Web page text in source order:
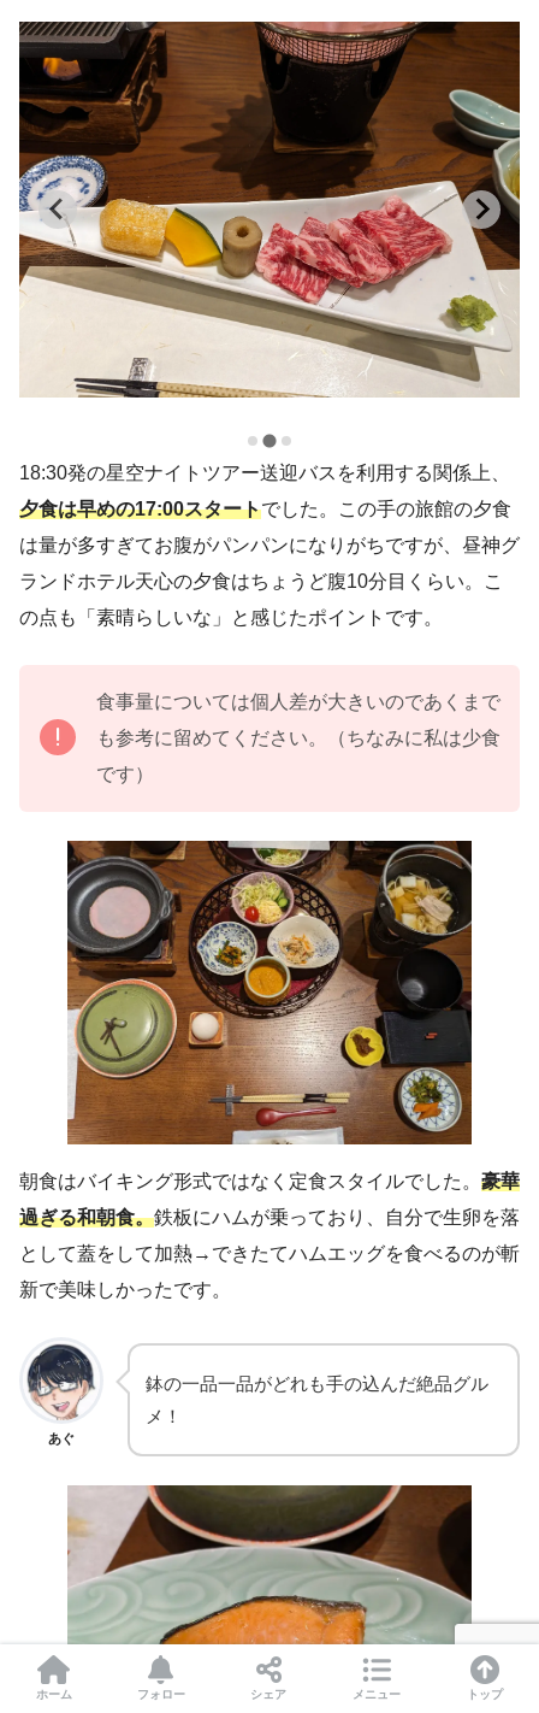
18:30発の星空ナイトツアー送迎バスを利用する関係上、
夕食は早めの17:00スタートでした。この手の旅館の夕食
は量が多すぎてお腹がパンパンになりがちですが、昼神グ
ランドホテル天心の夕食はちょうど腹10分目くらい。こ
の点も「素晴らしいな」と感じたポイントです。
食事量については個人差が大きいのであくまで
も参考に留めてください。（ちなみに私は少食
です）
朝食はバイキング形式ではなく定食スタイルでした。 豪華
過ぎる和朝食。鉄板にハムが乗っており、自分で生卵を落
として蓋をして加熱→できたてハムエッグを食べるのが斬
新で美味しかったです。
あぐ
鉢の一品一品がどれも手の込んだ絶品グル
メ！
ホーム フォロー シェア メニュー トップ